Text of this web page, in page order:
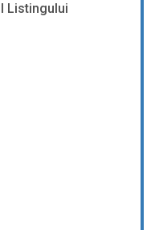
Listingului